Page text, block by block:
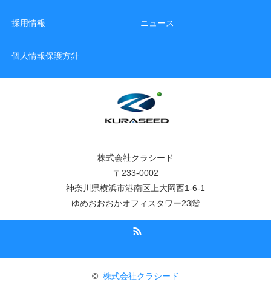
採用情報 ニュース
個人情報保護方針
株式会社クラシード
〒233-0002
神奈川県横浜市港南区上大岡西1-6-1
ゆめおおおかオフィスタワー23階
© 株式会社クラシード